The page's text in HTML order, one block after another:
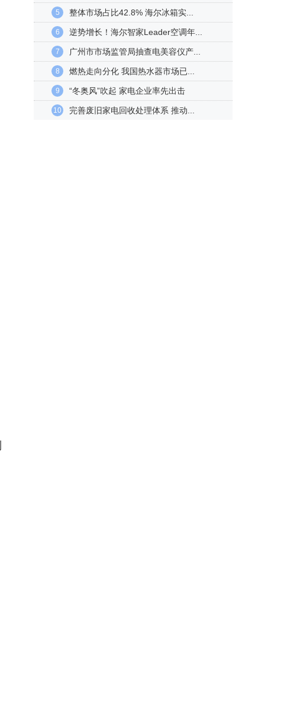
5 整体市场占比42.8% 海尔冰箱实...
6 逆势增长！海尔智家Leader空调年...
7 广州市市场监管局抽查电美容仪产...
8 燃热走向分化 我国热水器市场已...
9 “冬奥风”吹起 家电企业率先出击
10 完善废旧家电回收处理体系 推动...